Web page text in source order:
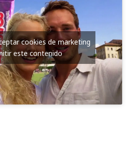
cookies de marketing
este contenido